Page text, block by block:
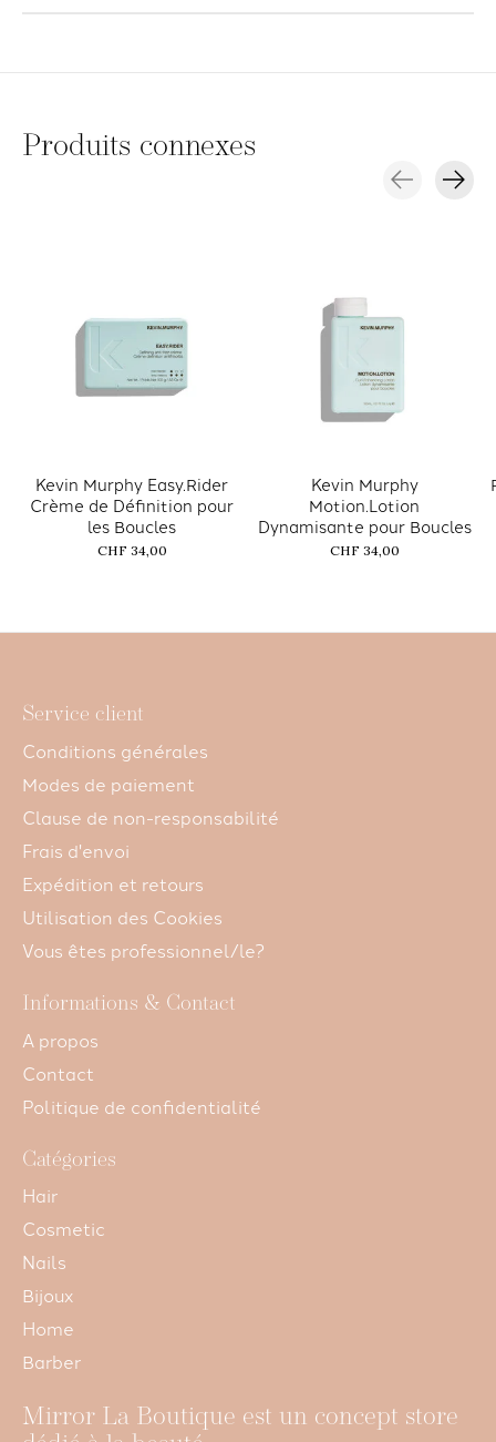
Produits connexes
Kevin Murphy Easy.Rider
Crème de Définition pour
les Boucles
CHF 34,00
Kevin Murphy
Motion.Lotion
Dynamisante pour Boucles
CHF 34,00
Service client
Conditions générales
Modes de paiement
Clause de non-responsabilité
Frais d'envoi
Expédition et retours
Utilisation des Cookies
Vous êtes professionnel/le?
Informations & Contact
A propos
Contact
Politique de confidentialité
Catégories
Hair
Cosmetic
Nails
Bijoux
Home
Barber
Mirror La Boutique est un concept store